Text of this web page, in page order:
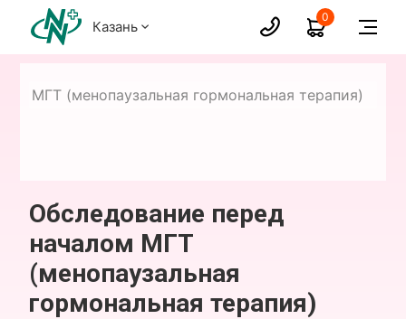
Казань
0
МГТ (менопаузальная гормональная терапия)
Обследование перед
началом МГТ
(менопаузальная
гормональная терапия)